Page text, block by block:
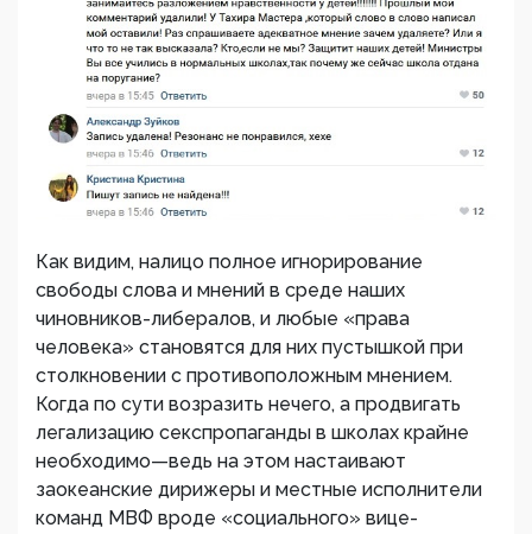
Как видим, налицо полное игнорирование
свободы слова и мнений в среде наших
чиновников-либералов, и любые «права
человека» становятся для них пустышкой при
столкновении с противоположным мнением.
Когда по сути возразить нечего, а продвигать
легализацию секспропаганды в школах крайне
необходимо—ведь на этом настаивают
заокеанские дирижеры и местные исполнители
команд МВФ вроде «социального» вице-